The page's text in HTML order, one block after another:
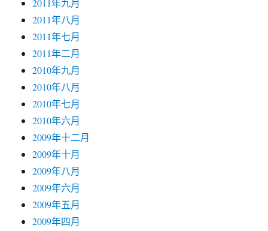
2011年九月
2011年八月
2011年七月
2011年二月
2010年九月
2010年八月
2010年七月
2010年六月
2009年十二月
2009年十月
2009年八月
2009年六月
2009年五月
2009年四月